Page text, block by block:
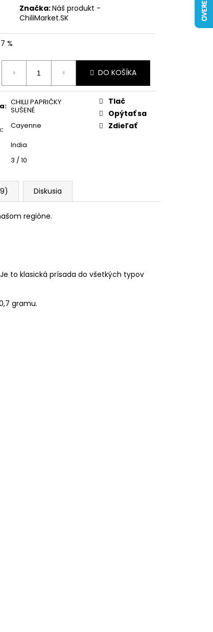
Značka:Náš produkt -
ChiliMarket.SK
%
DO KOŠÍKA
: CHILLI PAPRIČKY
SUŠENÉ
:
Cayenne
India
3 / 10
Tlač
Opýtať sa
Zdieľať
Diskusia
regióne.
to klasická prísada do všetkých typov
gramu.